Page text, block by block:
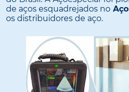
de aços esquadrejados no
os distribuidores de aço.